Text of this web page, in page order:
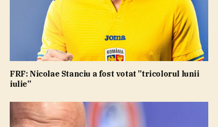
FRF: Nicolae Stanciu a fost votat ”tricolorul lunii
iulie”